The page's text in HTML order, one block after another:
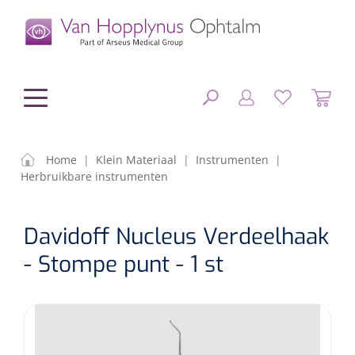
Chirurgisch materiaal
Diagnostiek
Tonometers
Klein Materiaal
FILTEREN
ZOEKRESULTATEN
Home | Klein Materiaal | Instrumenten
|
Herbruikbare instrumenten
Davidoff Nucleus Verdeelhaak
- Stompe punt - 1 st